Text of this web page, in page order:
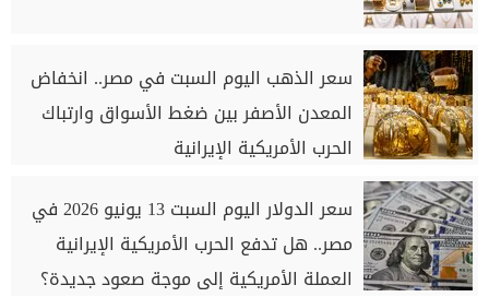
سعر الذهب اليوم السبت في مصر.. انخفاض
المعدن الأصفر بين ضغط الأسواق وارتباك
الحرب الأمريكية الإيرانية
سعر الدولار اليوم السبت 13 يونيو 2026 في
مصر.. هل تدفع الحرب الأمريكية الإيرانية
العملة الأمريكية إلى موجة صعود جديدة؟